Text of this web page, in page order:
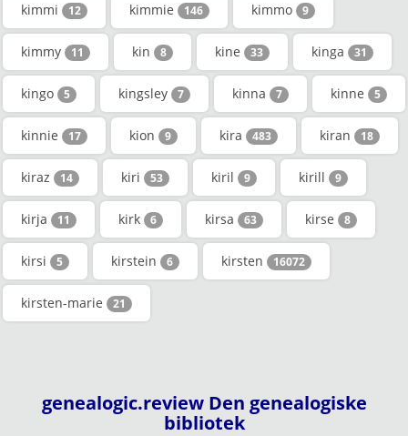
kimmi 12 kimmie 146 kimmo 9
kimmy 11 kin 8 kine 33 kinga 31
kingo 5 kingsley 7 kinna 7 kinne 5
kinnie 17 kion 9 kira 483 kiran 18
kiraz 14 kiri 53 kiril 9 kirill 9
kirja 11 kirk 6 kirsa 63 kirse 8
kirsi 5 kirstein 6 kirsten 16072
kirsten-marie 21
genealogic.review Den genealogiske
bibliotek